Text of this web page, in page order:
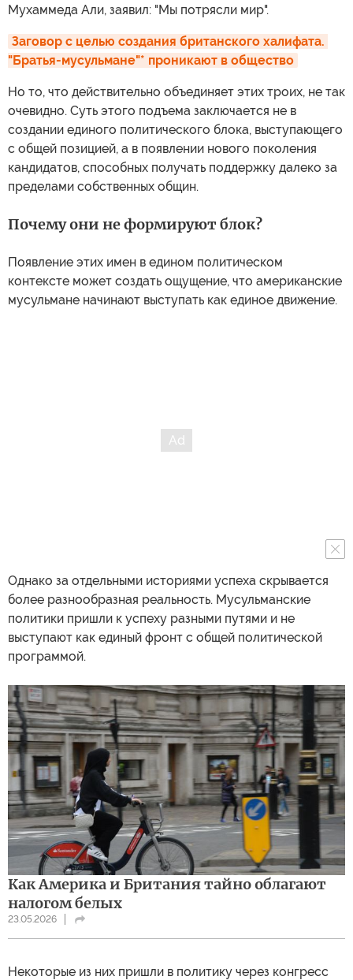
Мухаммеда Али, заявил: "Мы потрясли мир".
Заговор с целью создания британского халифата.
"Братья-мусульмане"* проникают в общество
Но то, что действительно объединяет этих троих, не так
очевидно. Суть этого подъема заключается не в
создании единого политического блока, выступающего
с общей позицией, а в появлении нового поколения
кандидатов, способных получать поддержку далеко за
пределами собственных общин.
Почему они не формируют блок?
Появление этих имен в едином политическом
контексте может создать ощущение, что американские
мусульмане начинают выступать как единое движение.
Однако за отдельными историями успеха скрывается
более разнообразная реальность. Мусульманские
политики пришли к успеху разными путями и не
выступают как единый фронт с общей политической
программой.
Как Америка и Британия тайно облагают
налогом белых
23.05.2026
Некоторые из них пришли в политику через конгресс